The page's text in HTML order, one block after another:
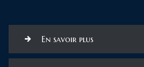
En savoir plus